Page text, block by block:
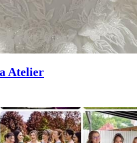
Atelier